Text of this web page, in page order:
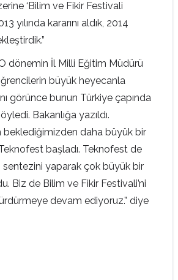
‘Bilim ve Fikir Festivali
yılında kararını aldık, 2014
dönemin İl Milli Eğitim Müdürü
büyük heyecanla
görünce bunun Türkiye çapında
Bakanlığa yazıldı.
beklediğimizden daha büyük bir
başladı. Teknofest de
yaparak çok büyük bir
Biz de Bilim ve Fikir Festivali’ni
devam ediyoruz.” diye